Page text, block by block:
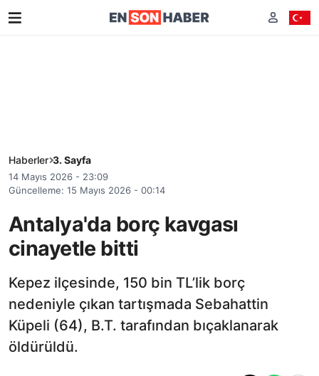
Haberler 3. Sayfa
14 Mayıs 2026 - 23:09
Güncelleme: 15 Mayıs 2026 - 00:14
Antalya'da borç kavgası
cinayetle bitti
Kepez ilçesinde, 150 bin TL’lik borç
nedeniyle çıkan tartışmada Sebahattin
Küpeli (64), B.T. tarafından bıçaklanarak
öldürüldü.